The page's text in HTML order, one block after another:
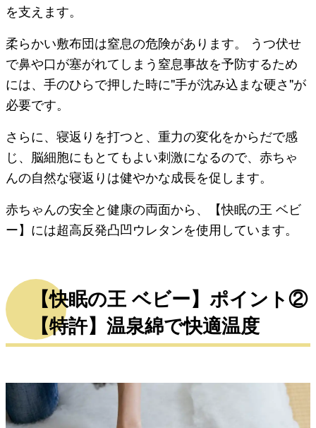
を支えます。
柔らかい敷布団は窒息の危険があります。 うつ伏せ
で鼻や口が塞がれてしまう窒息事故を予防するため
には、手のひらで押した時に"手が沈み込まな硬さ"が
必要です。
さらに、寝返りを打つと、重力の変化をからだで感
じ、脳細胞にもとてもよい刺激になるので、赤ちゃ
んの自然な寝返りは健やかな成長を促します。
赤ちゃんの安全と健康の両面から、【快眠の王 ベビ
ー】には超高反発凸凹ウレタンを使用しています。
【快眠の王 ベビー】ポイント②
【特許】温泉綿で快適温度